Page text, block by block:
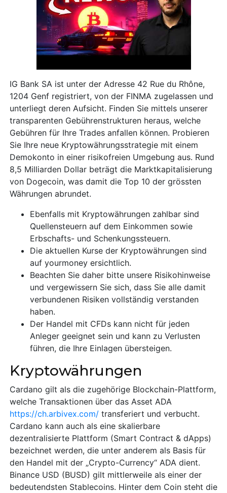
IG Bank SA ist unter der Adresse 42 Rue du Rhône,
1204 Genf registriert, von der FINMA zugelassen und
unterliegt deren Aufsicht. Finden Sie mittels unserer
transparenten Gebührenstrukturen heraus, welche
Gebühren für Ihre Trades anfallen können. Probieren
Sie Ihre neue Kryptowährungsstrategie mit einem
Demokonto in einer risikofreien Umgebung aus. Rund
8,5 Milliarden Dollar beträgt die Marktkapitalisierung
von Dogecoin, was damit die Top 10 der grössten
Währungen abrundet.
Ebenfalls mit Kryptowährungen zahlbar sind
Quellensteuern auf dem Einkommen sowie
Erbschafts- und Schenkungssteuern.
Die aktuellen Kurse der Kryptowährungen sind
auf yourmoney ersichtlich.
Beachten Sie daher bitte unsere Risikohinweise
und vergewissern Sie sich, dass Sie alle damit
verbundenen Risiken vollständig verstanden
haben.
Der Handel mit CFDs kann nicht für jeden
Anleger geeignet sein und kann zu Verlusten
führen, die Ihre Einlagen übersteigen.
Kryptowährungen
Cardano gilt als die zugehörige Blockchain-Plattform,
welche Transaktionen über das Asset ADA
https://ch.arbivex.com/ transferiert und verbucht.
Cardano kann auch als eine skalierbare
dezentralisierte Plattform (Smart Contract & dApps)
bezeichnet werden, die unter anderem als Basis für
den Handel mit der „Crypto-Currency“ ADA dient.
Binance USD (BUSD) gilt mittlerweile als einer der
bedeutendsten Stablecoins. Hinter dem Coin steht die